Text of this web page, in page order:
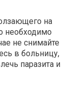
на
необходимо
не снимайте
в больницу,
паразита и